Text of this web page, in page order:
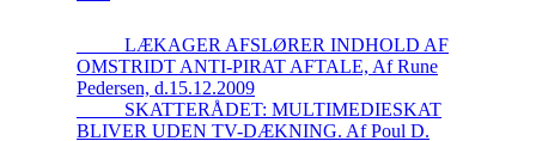
_____LÆKAGER AFSLØRER INDHOLD AF
OMSTRIDT ANTI-PIRAT AFTALE, Af Rune
Pedersen, d.15.12.2009
_____SKATTERÅDET: MULTIMEDIESKAT
BLIVER UDEN TV-DÆKNING. Af Poul D.